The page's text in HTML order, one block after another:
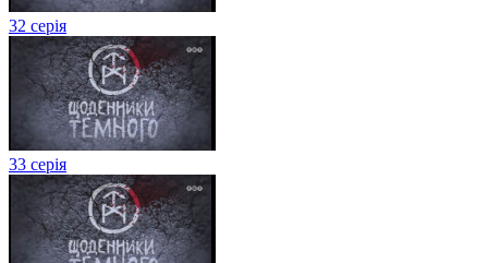
32 серія
33 серія